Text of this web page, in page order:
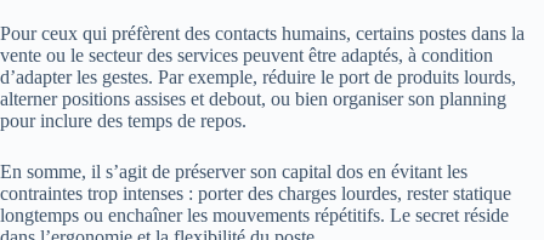
Pour ceux qui préfèrent des contacts humains, certains postes dans la
vente ou le secteur des services peuvent être adaptés, à condition
d’adapter les gestes. Par exemple, réduire le port de produits lourds,
alterner positions assises et debout, ou bien organiser son planning
pour inclure des temps de repos.
En somme, il s’agit de préserver son capital dos en évitant les
contraintes trop intenses : porter des charges lourdes, rester statique
longtemps ou enchaîner les mouvements répétitifs. Le secret réside